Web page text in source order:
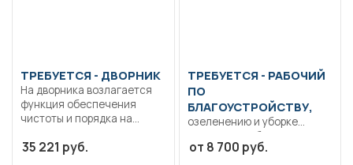
ТРЕБУЕТСЯ - ДВОРНИК
На дворника возлагается
функция обеспечения
чистоты и порядка на...
35 221 руб.
ТРЕБУЕТСЯ - РАБОЧИЙ
ПО
БЛАГОУСТРОЙСТВУ,
озеленению и уборке
территории Уборка
территории, озеленение
от 8 700 руб.